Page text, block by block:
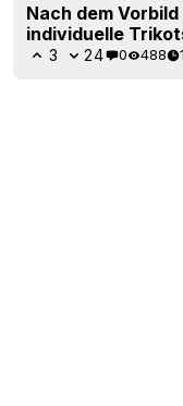
Nach dem
individuelle
3 24 0 488